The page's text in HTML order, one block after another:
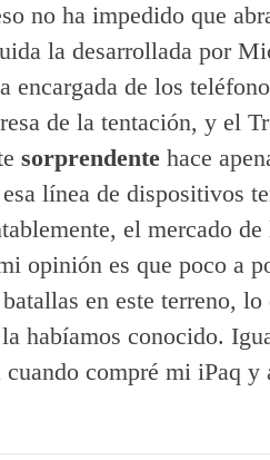
no ha impedido que
la desarrollada por
encargada de los
de la tentación, y el
sorprendente hace
línea de dispositivos
el mercado
opinión es que poco a
en este terreno, lo
habíamos conocido.
cuando compré mi iPaq y